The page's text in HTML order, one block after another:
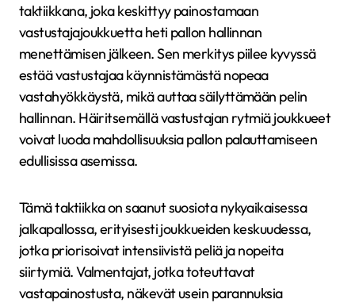
taktiikkana, joka keskittyy painostamaan
vastustajajoukkuetta heti pallon hallinnan
menettämisen jälkeen. Sen merkitys piilee kyvyssä
estää vastustajaa käynnistämästä nopeaa
vastahyökkäystä, mikä auttaa säilyttämään pelin
hallinnan. Häiritsemällä vastustajan rytmiä joukkueet
voivat luoda mahdollisuuksia pallon palauttamiseen
edullisissa asemissa.
Tämä taktiikka on saanut suosiota nykyaikaisessa
jalkapallossa, erityisesti joukkueiden keskuudessa,
jotka priorisoivat intensiivistä peliä ja nopeita
siirtymiä. Valmentajat, jotka toteuttavat
vastapainostusta, näkevät usein parannuksia